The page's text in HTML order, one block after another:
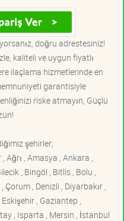
doğru adrestesiniz!
kaliteli ve uygun fiyatlı
ilaçlama hizmetlerinde en
garantisiyle
riske atmayın, Güçlü
şehirler;
, Amasya , Ankara ,
, Bingöl , Bitlis , Bolu ,
, Denizli , Diyarbakır ,
, Gaziantep ,
, Isparta , Mersin , İstanbul